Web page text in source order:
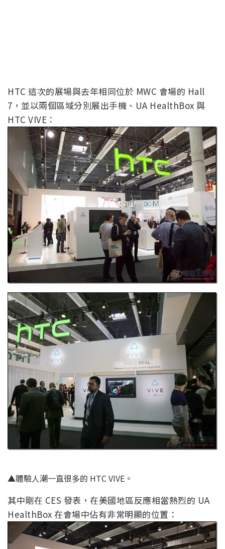
HTC 這次的展場與去年相同位於 MWC 會場的 Hall
7，並以兩個區域分別展出手機、UA HealthBox 與
HTC VIVE：
▲體驗人潮一直很多的 HTC VIVE。
其中剛在 CES 發表，在美國地區反應相當熱烈的 UA
HealthBox 在會場中佔有非常明顯的位置：